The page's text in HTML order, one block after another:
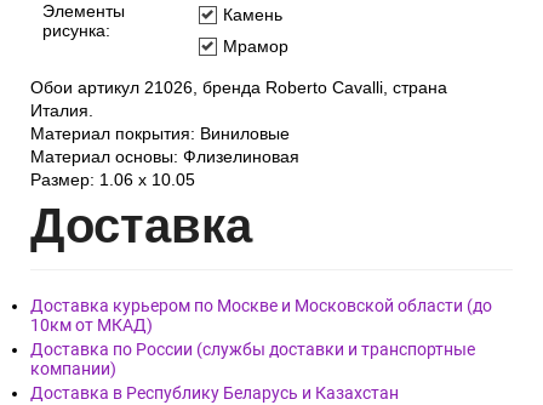
Элементы
рисунка:
Камень
Мрамор
Обои артикул 21026, бренда Roberto Cavalli, страна
Италия.
Материал покрытия: Виниловые
Материал основы: Флизелиновая
Размер: 1.06 x 10.05
Доставка
Доставка курьером по Москве и Московской области (до
10км от МКАД)
Доставка по России (службы доставки и транспортные
компании)
Доставка в Республику Беларусь и Казахстан